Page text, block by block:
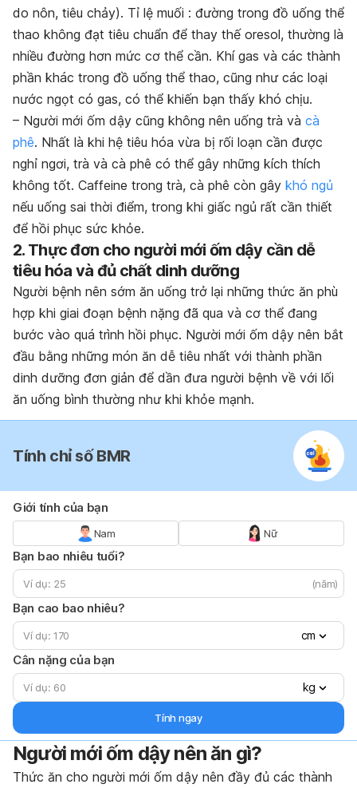
do nôn, tiêu chảy). Tỉ lệ muối : đường trong đồ uống thể
thao không đạt tiêu chuẩn để thay thế oresol, thường là
nhiều đường hơn mức cơ thể cần. Khí gas và các thành
phần khác trong đồ uống thể thao, cũng như các loại
nước ngọt có gas, có thể khiến bạn thấy khó chịu.
– Người mới ốm dậy cũng không nên uống trà và cà
phê. Nhất là khi hệ tiêu hóa vừa bị rối loạn cần được
nghỉ ngơi, trà và cà phê có thể gây những kích thích
không tốt. Caffeine trong trà, cà phê còn gây khó ngủ
nếu uống sai thời điểm, trong khi giấc ngủ rất cần thiết
để hồi phục sức khỏe.
2. Thực đơn cho người mới ốm dậy cần dễ
tiêu hóa và đủ chất dinh dưỡng
Người bệnh nên sớm ăn uống trở lại những thức ăn phù
hợp khi giai đoạn bệnh nặng đã qua và cơ thể đang
bước vào quá trình hồi phục. Người mới ốm dậy nên bắt
đầu bằng những món ăn dễ tiêu nhất với thành phần
dinh dưỡng đơn giản để dần đưa người bệnh về với lối
ăn uống bình thường như khi khỏe mạnh.
Tính chỉ số BMR
Giới tính của bạn
Nam Nữ
Bạn bao nhiêu tuổi?
(năm)
Bạn cao bao nhiêu?
cm
Cân nặng của bạn
kg
Tính ngay
Người mới ốm dậy nên ăn gì?
Thức ăn cho người mới ốm dậy nên đầy đủ các thành